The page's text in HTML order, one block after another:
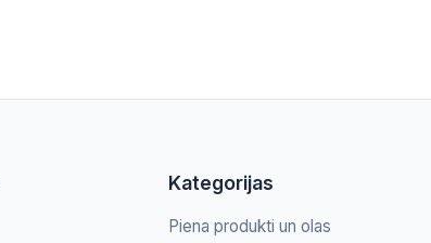
Kategorijas
Piena produkti un olas